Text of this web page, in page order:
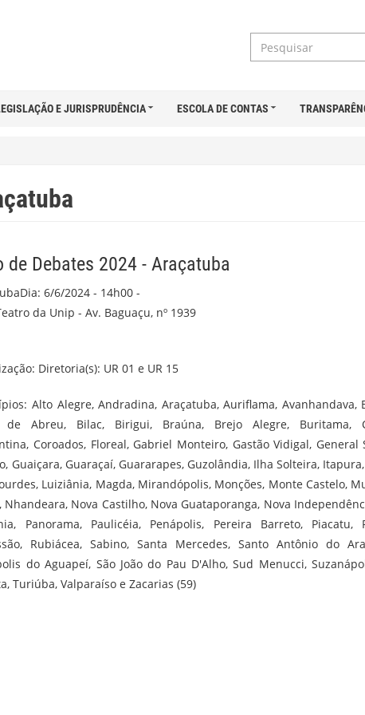
E JURISPRUDÊNCIA ESCOLA DE CONTAS
de Debates 2024 - Araçatuba
6/6/2024 - 14h00 -
da Unip - Av. Baguaçu, nº 1939
Diretoria(s): UR 01 e UR 15
Alto Alegre, Andradina, Araçatuba, Auriflama, Avanhandava,
de Abreu, Bilac, Birigui, Braúna, Brejo Alegre, Buritama,
Coroados, Floreal, Gabriel Monteiro, Gastão Vidigal, General
Guaiçara, Guaraçaí, Guararapes, Guzolândia, Ilha Solteira,
Luiziânia, Magda, Mirandópolis, Monções, Monte Castelo,
Nhandeara, Nova Castilho, Nova Guataporanga, Nova
Panorama, Paulicéia, Penápolis, Pereira Barreto, Piacatu,
Rubiácea, Sabino, Santa Mercedes, Santo Antônio do
do Aguapeí, São João do Pau D'Alho, Sud Menucci,
Turiúba, Valparaíso e Zacarias (59)